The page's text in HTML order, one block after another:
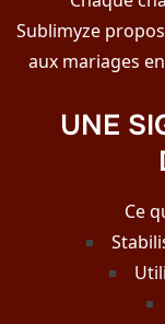
Sublimyze
aux mariages
UNE
Ce